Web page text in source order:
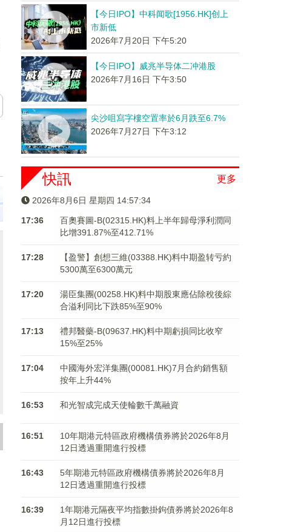
【今日IPO】中科闻歌[1956.HK]创上
市新低
2026年7月20日 下午5:20
【今日IPO】威兆半导体二冲港股
2026年7月16日 下午3:50
尖沙咀寫字樓空置率於6月跌至6.7%
2026年7月27日 下午3:12
更多
快訊
2026年8月6日 星期四 14:57:34
17:36
百奧賽圖-B(02315.HK)料上半年歸母淨利潤同
比增391.87%至412.71%
17:28
【盈警】創想三維(03388.HK)料中期盈转亏約
5300萬至6300萬元
17:20
湯臣集團(00258.HK)料中期股東應佔除稅後綜
合溢利同比下跌85%至90%
17:13
禮邦醫藥-B(09637.HK)料中期虧損同比收窄
15%至25%
17:04
中國海外宏洋集團(00081.HK)7月合約銷售額
按年上升44%
16:53 和光智成完成天使輪數千萬融資
16:51
10年期港元特區政府機構債券將於2026年8月
12日透過重開進行投標
16:43
5年期港元特區政府機構債券將於2026年8月
12日透過重開進行投標
16:39
1年期港元隔夜平均指數掛鉤債券將於2026年8
月12日進行投標